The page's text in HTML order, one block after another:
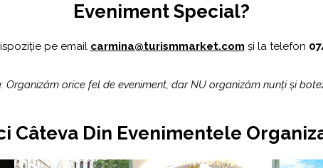
Eveniment Special?
pe email carmina@turismmarket.com și la telefon
Organizăm orice fel de eveniment, dar NU organizăm nunți și
Câteva Din Evenimentele